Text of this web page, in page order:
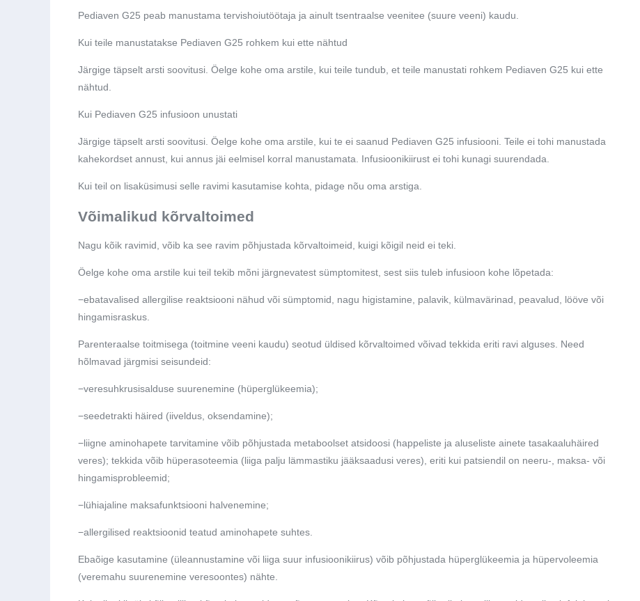
Pediaven G25 peab manustama tervishoiutöötaja ja ainult tsentraalse veenitee (suure veeni) kaudu.
Kui teile manustatakse Pediaven G25 rohkem kui ette nähtud
Järgige täpselt arsti soovitusi. Öelge kohe oma arstile, kui teile tundub, et teile manustati rohkem Pediaven G25 kui ette
nähtud.
Kui Pediaven G25 infusioon unustati
Järgige täpselt arsti soovitusi. Öelge kohe oma arstile, kui te ei saanud Pediaven G25 infusiooni. Teile ei tohi manustada
kahekordset annust, kui annus jäi eelmisel korral manustamata. Infusioonikiirust ei tohi kunagi suurendada.
Kui teil on lisaküsimusi selle ravimi kasutamise kohta, pidage nõu oma arstiga.
Võimalikud kõrvaltoimed
Nagu kõik ravimid, võib ka see ravim põhjustada kõrvaltoimeid, kuigi kõigil neid ei teki.
Öelge kohe oma arstile kui teil tekib mõni järgnevatest sümptomitest, sest siis tuleb infusioon kohe lõpetada:
−ebatavalised allergilise reaktsiooni nähud või sümptomid, nagu higistamine, palavik, külmavärinad, peavalud, lööve või
hingamisraskus.
Parenteraalse toitmisega (toitmine veeni kaudu) seotud üldised kõrvaltoimed võivad tekkida eriti ravi alguses. Need
hõlmavad järgmisi seisundeid:
−veresuhkrusisalduse suurenemine (hüperglükeemia);
−seedetrakti häired (iiveldus, oksendamine);
−liigne aminohapete tarvitamine võib põhjustada metaboolset atsidoosi (happeliste ja aluseliste ainete tasakaaluhäired
veres); tekkida võib hüperasoteemia (liiga palju lämmastiku jääksaadusi veres), eriti kui patsiendil on neeru-, maksa- või
hingamisprobleemid;
−lühiajaline maksafunktsiooni halvenemine;
−allergilised reaktsioonid teatud aminohapete suhtes.
Ebaõige kasutamine (üleannustamine või liiga suur infusioonikiirus) võib põhjustada hüperglükeemia ja hüpervoleemia
(veremahu suurenemine veresoontes) nähte.